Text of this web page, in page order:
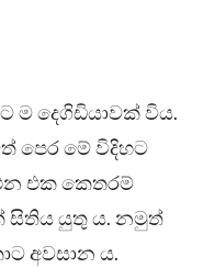
ම දෙගිඩියාවක් විය.
පෙර මේ විදිහට
එක කෙතරම්
සිතිය යුතු ය. නමුත්
අවසාන ය.